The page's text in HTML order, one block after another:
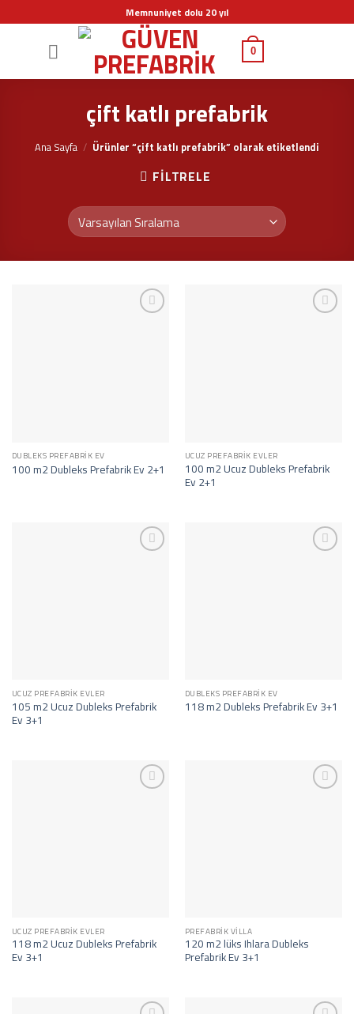
to
Memnuniyet dolu 20 yıl
0
çift katlı prefabrik
Ana Sayfa / Ürünler “çift katlı prefabrik” olarak etiketlendi
FILTRELE
DUBLEKS PREFABRIK EV
100 m2 Dubleks Prefabrik Ev 2+1
UCUZ PREFABRIK EVLER
100 m2 Ucuz Dubleks Prefabrik
Ev 2+1
UCUZ PREFABRIK EVLER
105 m2 Ucuz Dubleks Prefabrik
Ev 3+1
DUBLEKS PREFABRIK EV
118 m2 Dubleks Prefabrik Ev 3+1
UCUZ PREFABRIK EVLER
118 m2 Ucuz Dubleks Prefabrik
Ev 3+1
PREFABRIK VILLA
120 m2 lüks Ihlara Dubleks
Prefabrik Ev 3+1